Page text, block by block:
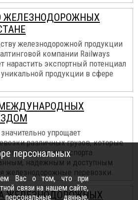
ЖЕЛЕЗНОДОРОЖНЫХ
железнодорожной продукции
компании Railways
нарастить экспортный потенциал
уникальной продукции в сфере
упрощает
различных грузов, которые
видами транспорта.
надежным и доступным
железнодорожные перевозки.
ЖЕЛЕЗНОДОРОЖНЫХ
персональных
Вас о том, что при
связи на нашем сайте,
данные,